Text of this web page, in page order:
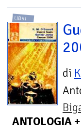
LIBRI
di
ANTOLOGIA